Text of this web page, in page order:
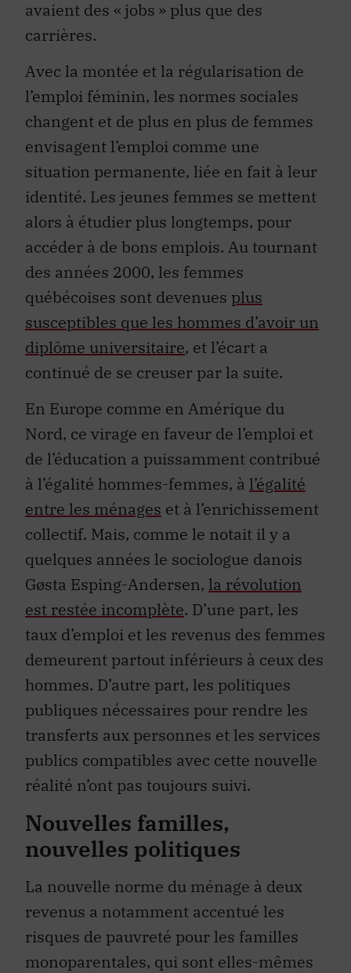
avaient des « jobs » plus que des
carrières.
Avec la montée et la régularisation de
l’emploi féminin, les normes sociales
changent et de plus en plus de femmes
envisagent l’emploi comme une
situation permanente, liée en fait à leur
identité. Les jeunes femmes se mettent
alors à étudier plus longtemps, pour
accéder à de bons emplois. Au tournant
des années 2000, les femmes
québécoises sont devenues plus
susceptibles que les hommes d’avoir un
diplôme universitaire, et l’écart a
continué de se creuser par la suite.
En Europe comme en Amérique du
Nord, ce virage en faveur de l’emploi et
de l’éducation a puissamment contribué
à l’égalité hommes-femmes, à l’égalité
entre les ménages et à l’enrichissement
collectif. Mais, comme le notait il y a
quelques années le sociologue danois
Gøsta Esping-Andersen, la révolution
est restée incomplète. D’une part, les
taux d’emploi et les revenus des femmes
demeurent partout inférieurs à ceux des
hommes. D’autre part, les politiques
publiques nécessaires pour rendre les
transferts aux personnes et les services
publics compatibles avec cette nouvelle
réalité n’ont pas toujours suivi.
Nouvelles familles,
nouvelles politiques
La nouvelle norme du ménage à deux
revenus a notamment accentué les
risques de pauvreté pour les familles
monoparentales, qui sont elles-mêmes